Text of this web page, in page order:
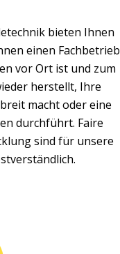
bieten Ihnen
einen Fachbetrieb
vor Ort ist und zum
herstellt, Ihre
macht oder eine
durchführt. Faire
sind für unsere